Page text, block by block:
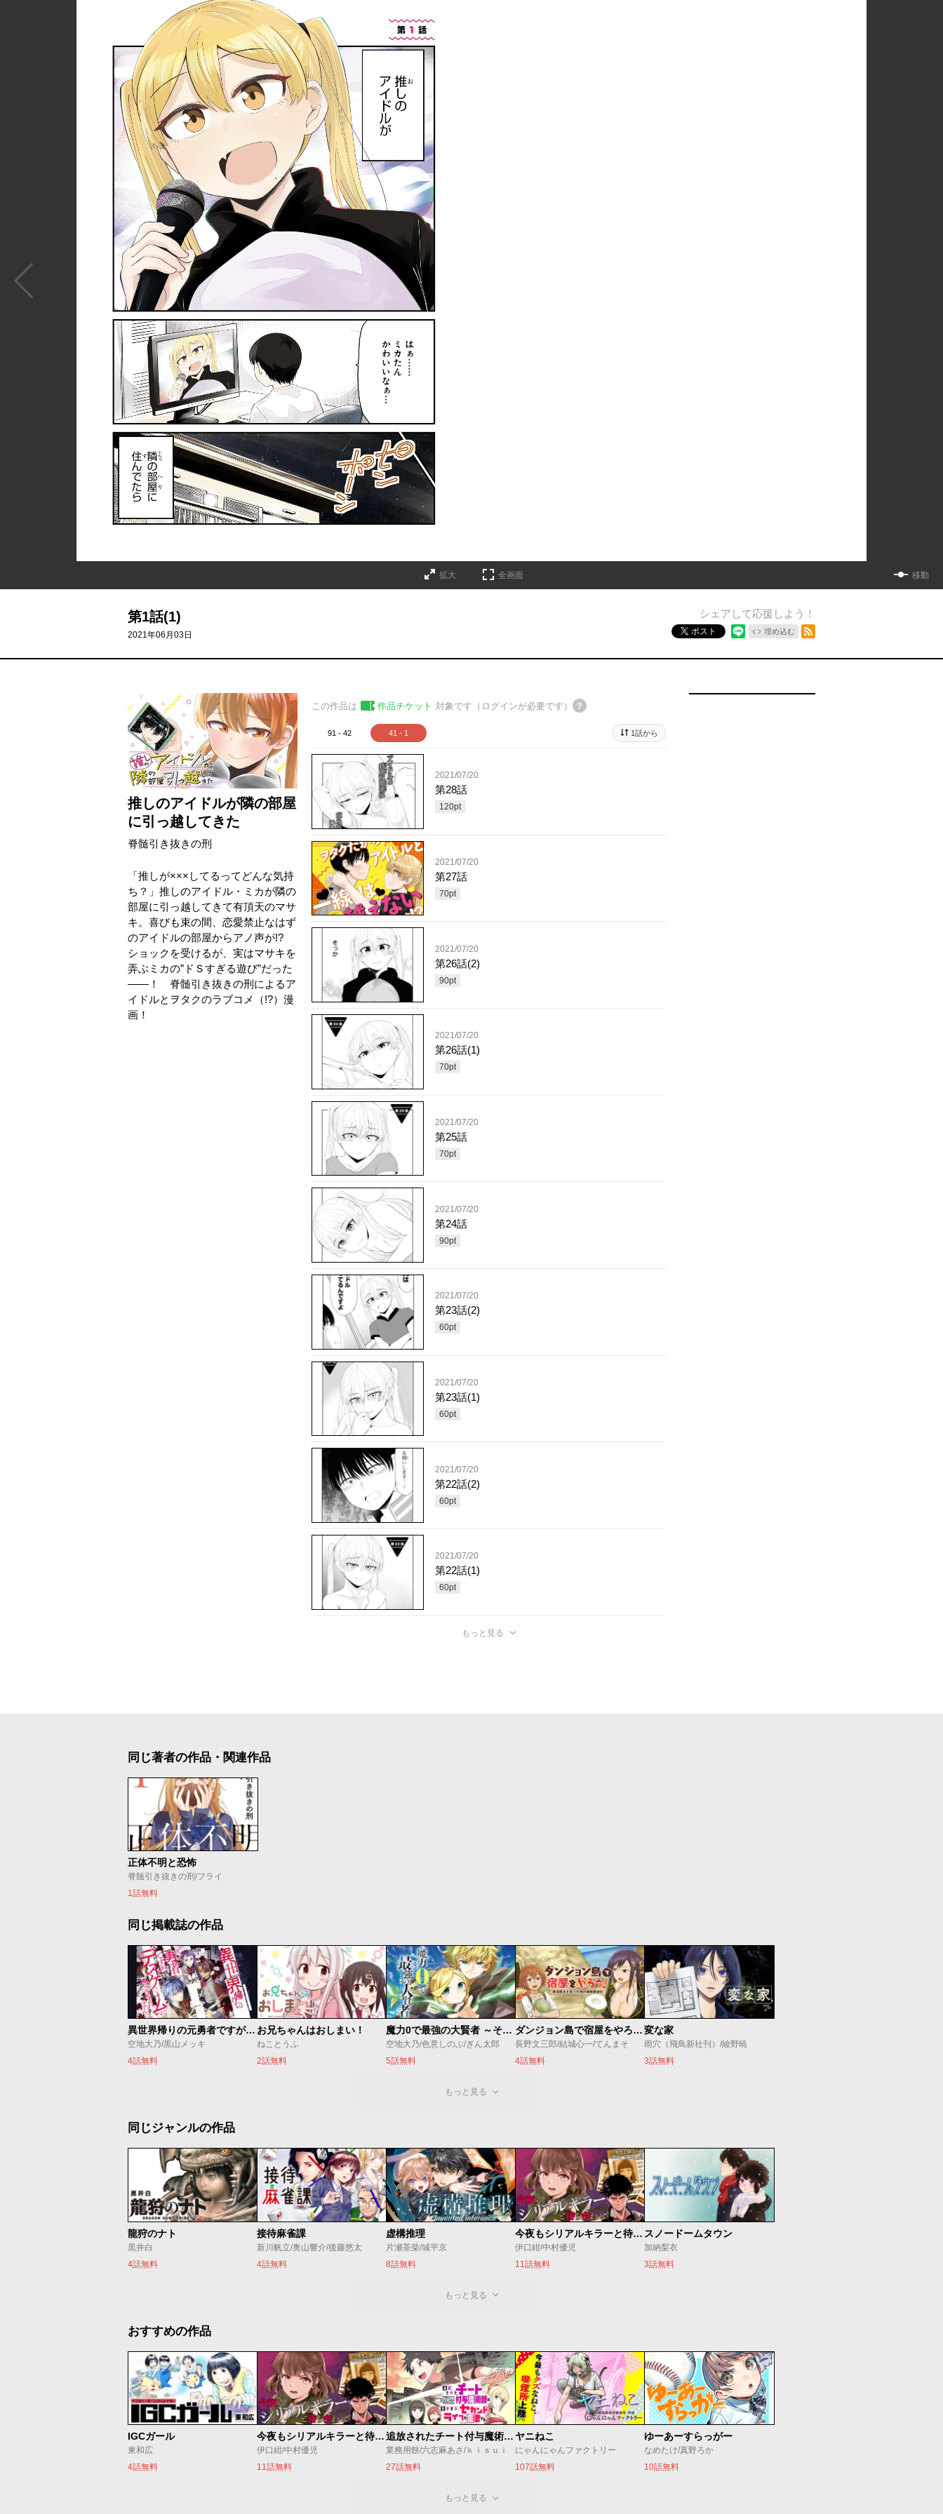
拡大 全画面 移動
第1話(1)
2021年06月03日
シェアして応援しよう！
ポスト 埋め込む
推しのアイドルが隣の部屋
に引っ越してきた
脊髄引き抜きの刑
「推しが×××してるってどんな気持
ち？」推しのアイドル・ミカが隣の
部屋に引っ越してきて有頂天のマサ
キ。喜びも束の間、恋愛禁止なはず
のアイドルの部屋からアノ声が!?
ショックを受けるが、実はマサキを
弄ぶミカの”ドＳすぎる遊び”だった
――！ 脊髄引き抜きの刑によるア
イドルとヲタクのラブコメ（!?）漫
画！
この作品は 作品チケット 対象です（ログインが必要です）
91 - 42 41 - 1 1話から
2021/07/20
第28話
120pt
2021/07/20
第27話
70pt
2021/07/20
第26話(2)
90pt
2021/07/20
第26話(1)
70pt
2021/07/20
第25話
70pt
2021/07/20
第24話
90pt
2021/07/20
第23話(2)
60pt
2021/07/20
第23話(1)
60pt
2021/07/20
第22話(2)
60pt
2021/07/20
第22話(1)
60pt
もっと見る
同じ著者の作品・関連作品
正体不明と恐怖
脊髄引き抜きの刑/フライ
1話無料
同じ掲載誌の作品
異世界帰りの元勇者ですが、デスゲームに巻き込まれました
空地大乃/黒山メッキ
4話無料
お兄ちゃんはおしまい！
ねことうふ
2話無料
魔力0で最強の大賢者 ～それは魔法ではない、物理だ！～
空地大乃/色意しのぶ/ぎん太郎
5話無料
ダンジョン島で宿屋をやろう！ 創造魔法を貰った俺の細腕繁盛記
長野文三郎/結城心一/てんまそ
4話無料
変な家
雨穴（飛鳥新社刊）/綾野暁
3話無料
もっと見る
同じジャンルの作品
龍狩のナト
黒井白
4話無料
接待麻雀課
新川帆立/奥山響介/後藤悠太
4話無料
虚構推理
片瀬茶柴/城平京
8話無料
今夜もシリアルキラーと待ち合わせ
伊口紺/中村優児
11話無料
スノードームタウン
加納梨衣
3話無料
もっと見る
おすすめの作品
IGCガール
東和広
4話無料
今夜もシリアルキラーと待ち合わせ
伊口紺/中村優児
11話無料
追放されたチート付与魔術師は気ままなセカンドライフを謳歌する。 ～俺は武器だけじゃなく、あらゆるものに『強化ポイント』を付与できるし、俺の意思でいつでも効果を解除できるけど、残った人たち大丈夫？～
業務用餅/六志麻あさ/ｋｉｓｕｉ
27話無料
ヤニねこ
にゃんにゃんファクトリー
107話無料
ゆーあーすらっがー
なめたけ/真野ろか
10話無料
もっと見る